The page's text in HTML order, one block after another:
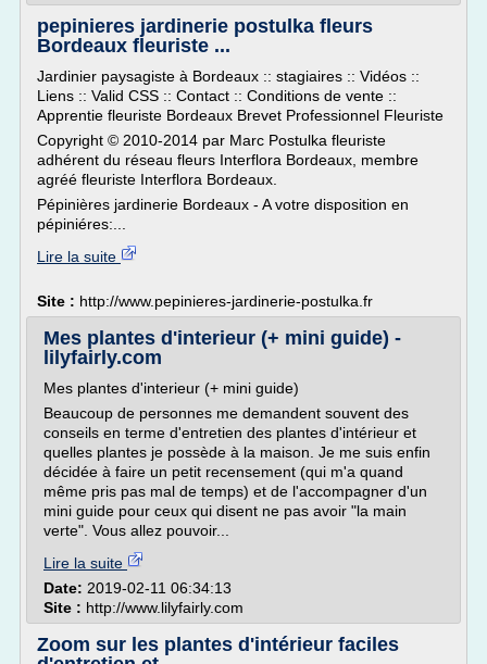
pepinieres jardinerie postulka fleurs
Bordeaux fleuriste ...
Jardinier paysagiste à Bordeaux :: stagiaires :: Vidéos ::
Liens :: Valid CSS :: Contact :: Conditions de vente ::
Apprentie fleuriste Bordeaux Brevet Professionnel Fleuriste
Copyright © 2010-2014 par Marc Postulka fleuriste
adhérent du réseau fleurs Interflora Bordeaux, membre
agréé fleuriste Interflora Bordeaux.
Pépinières jardinerie Bordeaux - A votre disposition en
pépiniéres:...
Lire la suite
Site : http://www.pepinieres-jardinerie-postulka.fr
Mes plantes d'interieur (+ mini guide) -
lilyfairly.com
Mes plantes d'interieur (+ mini guide)
Beaucoup de personnes me demandent souvent des
conseils en terme d'entretien des plantes d'intérieur et
quelles plantes je possède à la maison. Je me suis enfin
décidée à faire un petit recensement (qui m'a quand
même pris pas mal de temps) et de l'accompagner d'un
mini guide pour ceux qui disent ne pas avoir "la main
verte". Vous allez pouvoir...
Lire la suite
Date: 2019-02-11 06:34:13
Site : http://www.lilyfairly.com
Zoom sur les plantes d'intérieur faciles